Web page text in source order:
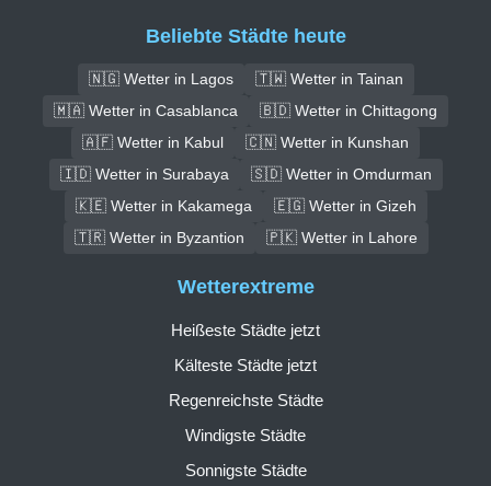
Beliebte Städte heute
🇳🇬 Wetter in Lagos
🇹🇼 Wetter in Tainan
🇲🇦 Wetter in Casablanca
🇧🇩 Wetter in Chittagong
🇦🇫 Wetter in Kabul
🇨🇳 Wetter in Kunshan
🇮🇩 Wetter in Surabaya
🇸🇩 Wetter in Omdurman
🇰🇪 Wetter in Kakamega
🇪🇬 Wetter in Gizeh
🇹🇷 Wetter in Byzantion
🇵🇰 Wetter in Lahore
Wetterextreme
Heißeste Städte jetzt
Kälteste Städte jetzt
Regenreichste Städte
Windigste Städte
Sonnigste Städte